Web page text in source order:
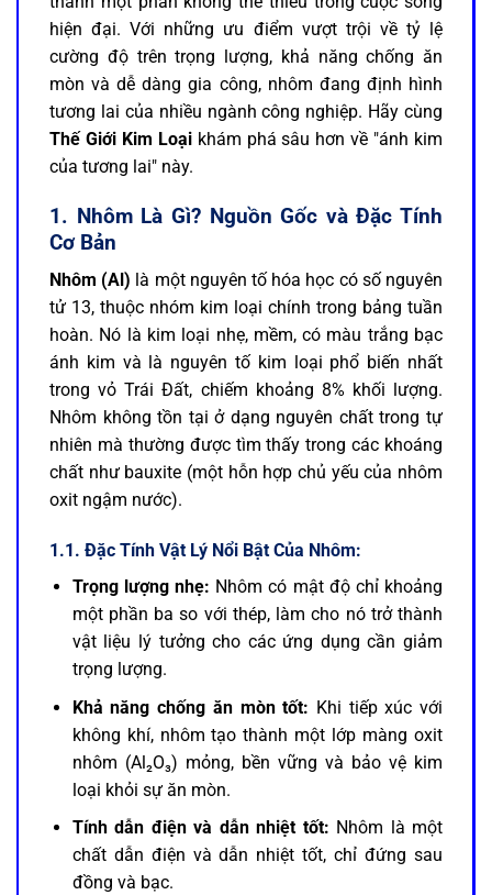
hiện đại. Với những ưu điểm vượt trội về tỷ lệ
cường độ trên trọng lượng, khả năng chống ăn
mòn và dễ dàng gia công, nhôm đang định hình
tương lai của nhiều ngành công nghiệp. Hãy cùng
Thế Giới Kim Loạikhám phá sâu hơn về "ánh kim
của tương lai" này.
1. Nhôm Là Gì? Nguồn Gốc và Đặc Tính
Cơ Bản
Nhôm (Al) là một nguyên tố hóa học có số nguyên
tử 13, thuộc nhóm kim loại chính trong bảng tuần
hoàn. Nó là kim loại nhẹ, mềm, có màu trắng bạc
ánh kim và là nguyên tố kim loại phổ biến nhất
trong vỏ Trái Đất, chiếm khoảng 8% khối lượng.
Nhôm không tồn tại ở dạng nguyên chất trong tự
nhiên mà thường được tìm thấy trong các khoáng
chất như bauxite (một hỗn hợp chủ yếu của nhôm
oxit ngậm nước).
1.1. Đặc Tính Vật Lý Nổi Bật Của Nhôm:
Trọng lượng nhẹ: Nhôm có mật độ chỉ khoảng
một phần ba so với thép, làm cho nó trở thành
vật liệu lý tưởng cho các ứng dụng cần giảm
trọng lượng.
Khả năng chống ăn mòn tốt: Khi tiếp xúc với
không khí, nhôm tạo thành một lớp màng oxit
nhôm (Al₂O₃) mỏng, bền vững và bảo vệ kim
loại khỏi sự ăn mòn.
Tính dẫn điện và dẫn nhiệt tốt: Nhôm là một
chất dẫn điện và dẫn nhiệt tốt, chỉ đứng sau
đồng và bạc.